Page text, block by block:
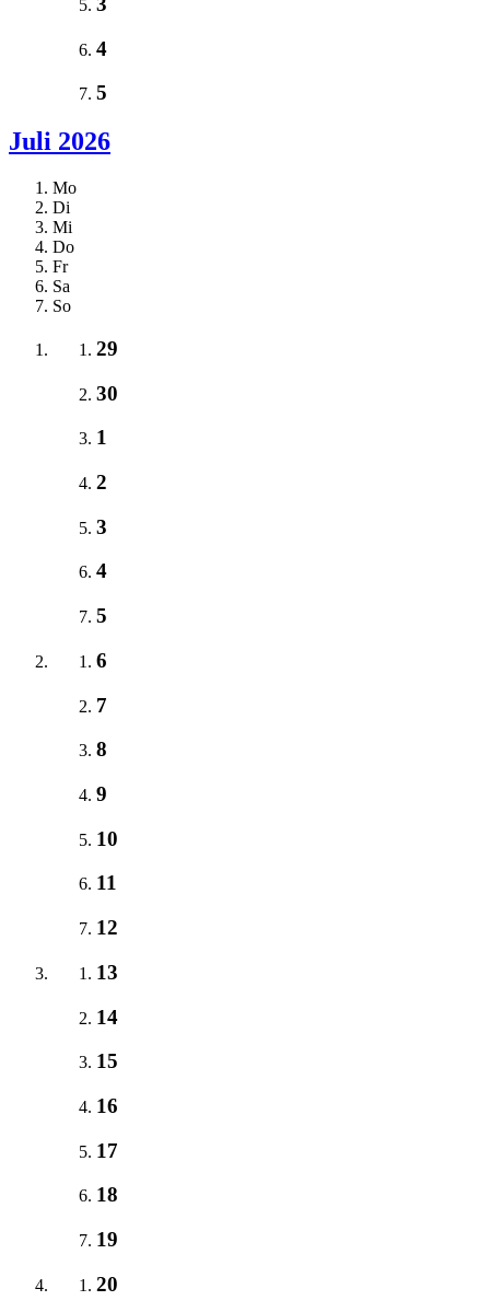
4
5
Juli 2026
Mo
Di
Mi
Do
Fr
Sa
So
29
30
1
2
3
4
5
6
7
8
9
10
11
12
13
14
15
16
17
18
19
20